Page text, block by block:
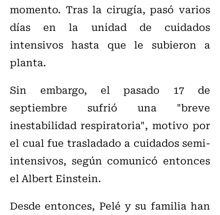
momento. Tras la cirugía, pasó varios
días en la unidad de cuidados
intensivos hasta que le subieron a
planta.
Sin embargo, el pasado 17 de
septiembre sufrió una "breve
inestabilidad respiratoria", motivo por
el cual fue trasladado a cuidados semi-
intensivos, según comunicó entonces
el Albert Einstein.
Desde entonces, Pelé y su familia han